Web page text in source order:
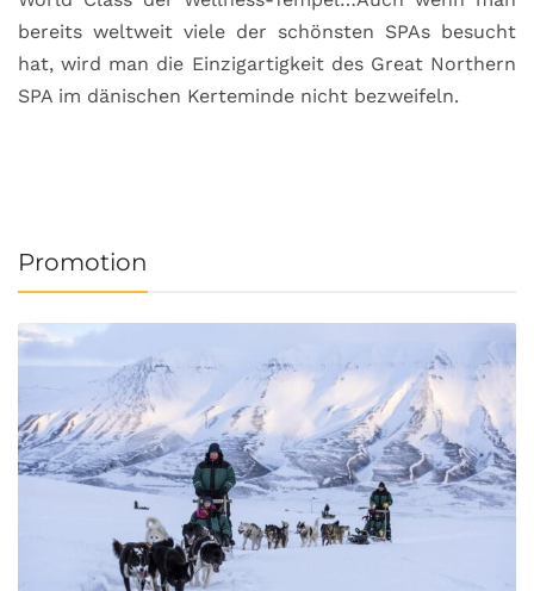
bereits weltweit viele der schönsten SPAs besucht
hat, wird man die Einzigartigkeit des Great Northern
SPA im dänischen Kerteminde nicht bezweifeln.
Promotion